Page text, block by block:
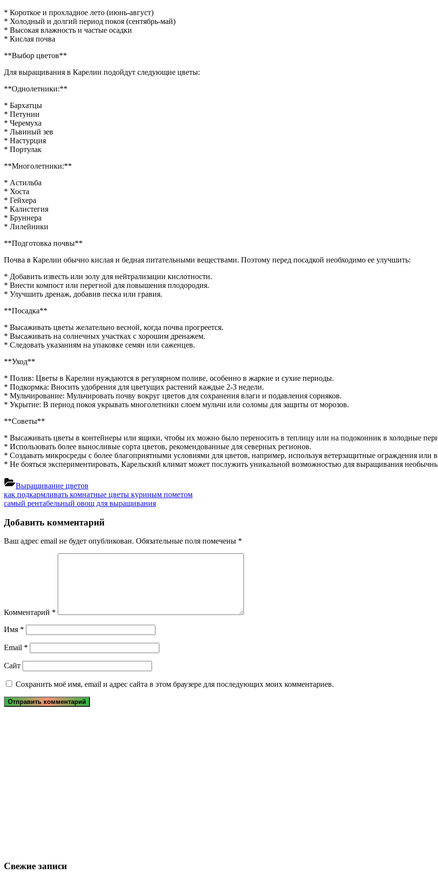
* Короткое и прохладное лето (июнь-август)
* Холодный и долгий период покоя (сентябрь-май)
* Высокая влажность и частые осадки
* Кислая почва
**Выбор цветов**
Для выращивания в Карелии подойдут следующие цветы:
**Однолетники:**
* Бархатцы
* Петунии
* Черемуха
* Львиный зев
* Настурция
* Портулак
**Многолетники:**
* Астильба
* Хоста
* Гейхера
* Калистегия
* Бруннера
* Лилейники
**Подготовка почвы**
Почва в Карелии обычно кислая и бедная питательными веществами. Поэтому перед посадкой необходимо ее улучшить:
* Добавить известь или золу для нейтрализации кислотности.
* Внести компост или перегной для повышения плодородия.
* Улучшить дренаж, добавив песка или гравия.
**Посадка**
* Высаживать цветы желательно весной, когда почва прогреется.
* Высаживать на солнечных участках с хорошим дренажем.
* Следовать указаниям на упаковке семян или саженцев.
**Уход**
* Полив: Цветы в Карелии нуждаются в регулярном поливе, особенно в жаркие и сухие периоды.
* Подкормка: Вносить удобрения для цветущих растений каждые 2-3 недели.
* Мульчирование: Мульчировать почву вокруг цветов для сохранения влаги и подавления сорняков.
* Укрытие: В период покоя укрывать многолетники слоем мульчи или соломы для защиты от морозов.
**Советы**
* Высаживать цветы в контейнеры или ящики, чтобы их можно было переносить в теплицу или на подоконник в холодные
* Использовать более выносливые сорта цветов, рекомендованные для северных регионов.
* Создавать микросреды с более благоприятными условиями для цветов, например, используя ветерзащитные ограждения или
* Не бояться экспериментировать, Карельский климат может послужить уникальной возможностью для выращивания
Выращивание цветов
Навигация
по
записям
Previous
Post:
как подкармливать комнатные цветы куриным пометом
Next
самый рентабельный овощ для выращивания
Добавить комментарий
Ваш адрес email не будет опубликован. Обязательные поля помечены *
Комментарий *
Имя *
Email *
Сайт
Сохранить моё имя, email и адрес сайта в этом браузере для последующих моих комментариев.
Свежие записи